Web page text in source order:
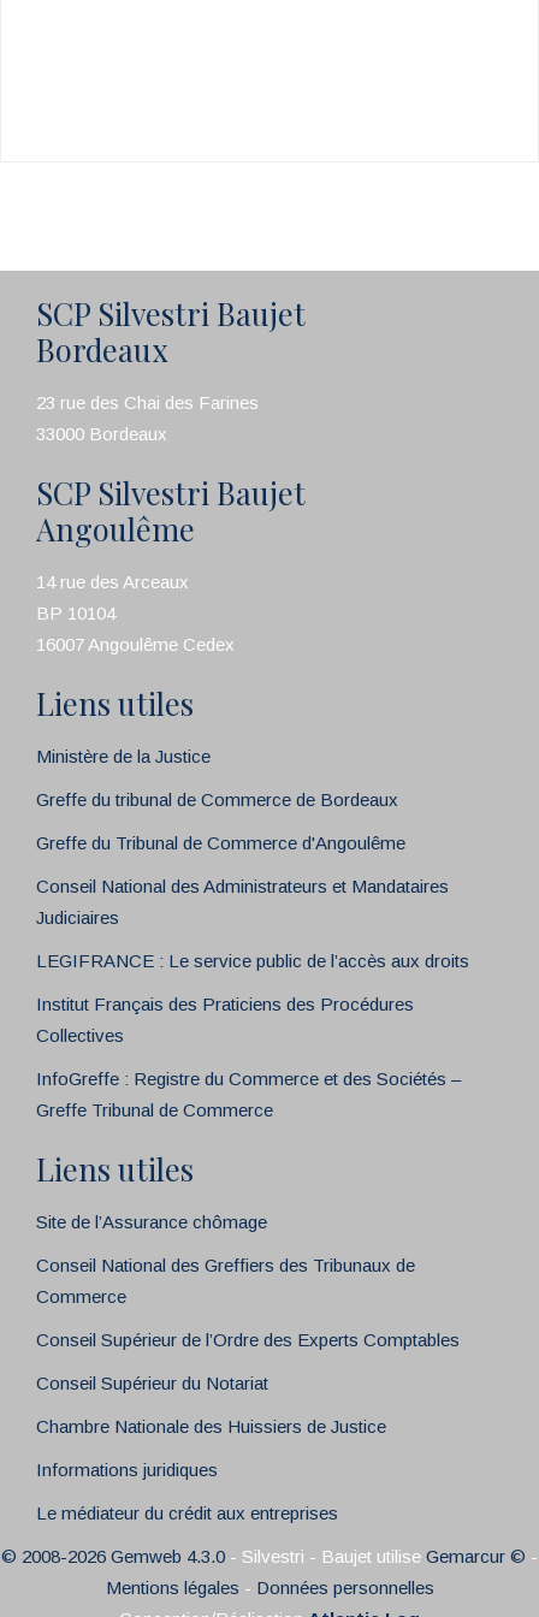
SCP Silvestri Baujet
Bordeaux
23 rue des Chai des Farines
33000 Bordeaux
SCP Silvestri Baujet
Angoulême
14 rue des Arceaux
BP 10104
16007 Angoulême Cedex
Liens utiles
Ministère de la Justice
Greffe du tribunal de Commerce de Bordeaux
Greffe du Tribunal de Commerce d'Angoulême
Conseil National des Administrateurs et Mandataires
Judiciaires
LEGIFRANCE : Le service public de l’accès aux droits
Institut Français des Praticiens des Procédures
Collectives
InfoGreffe : Registre du Commerce et des Sociétés –
Greffe Tribunal de Commerce
Liens utiles
Site de l’Assurance chômage
Conseil National des Greffiers des Tribunaux de
Commerce
Conseil Supérieur de l’Ordre des Experts Comptables
Conseil Supérieur du Notariat
Chambre Nationale des Huissiers de Justice
Informations juridiques
Le médiateur du crédit aux entreprises
© 2008-2026 Gemweb 4.3.0 - Silvestri - Baujet utilise Gemarcur © -
Mentions légales - Données personnelles